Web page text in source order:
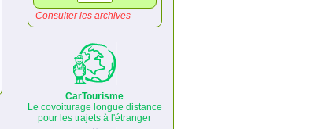
Consulter les archives
CarTourisme
Le covoiturage longue distance
pour les trajets à l'étranger